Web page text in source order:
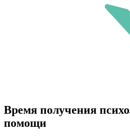
Время получения
помощи